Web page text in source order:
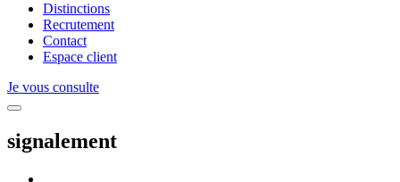
Distinctions
Recrutement
Contact
Espace client
Je vous consulte
signalement